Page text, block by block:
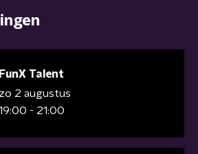
FunX Talent
zo 2 augustus
- 21:00